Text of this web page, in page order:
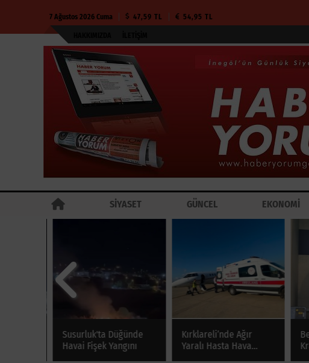
7 Ağustos 2026 Cuma 47,59 TL 54,95 TL
SİYASET GÜNCEL EKONOMİ
Susurluk'ta Düğünde
Havai Fişek Yangını
Kırklareli’nde Ağır
Yaralı Hasta Hava